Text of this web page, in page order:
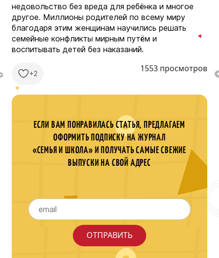
недовольство без вреда для ребёнка и многое
другое. Миллионы родителей по всему миру
благодаря этим женщинам научились решать
семейные конфликты мирным путём и
воспитывать детей без наказаний.
+2 1553 просмотров
ЕСЛИ ВАМ ПОНРАВИЛАСЬ СТАТЬЯ, ПРЕДЛАГАЕМ
ОФОРМИТЬ ПОДПИСКУ НА ЖУРНАЛ
«СЕМЬЯ И ШКОЛА» И ПОЛУЧАТЬ САМЫЕ СВЕЖИЕ
ВЫПУСКИ НА СВОЙ АДРЕС